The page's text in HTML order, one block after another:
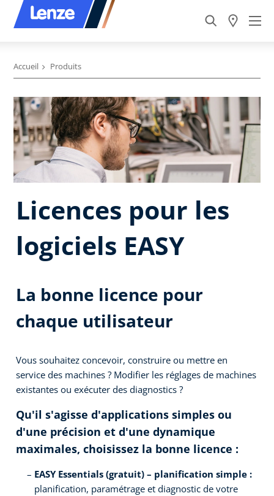
Accueil Produits
Licences pour les
logiciels EASY
La bonne licence pour
chaque utilisateur
Vous souhaitez concevoir, construire ou mettre en
service des machines ? Modifier les réglages de machines
existantes ou exécuter des diagnostics ?
Qu'il s'agisse d'applications simples ou
d'une précision et d'une dynamique
maximales, choisissez la bonne licence :
EASY Essentials (gratuit) – planification simple :
planification, paramétrage et diagnostic de votre